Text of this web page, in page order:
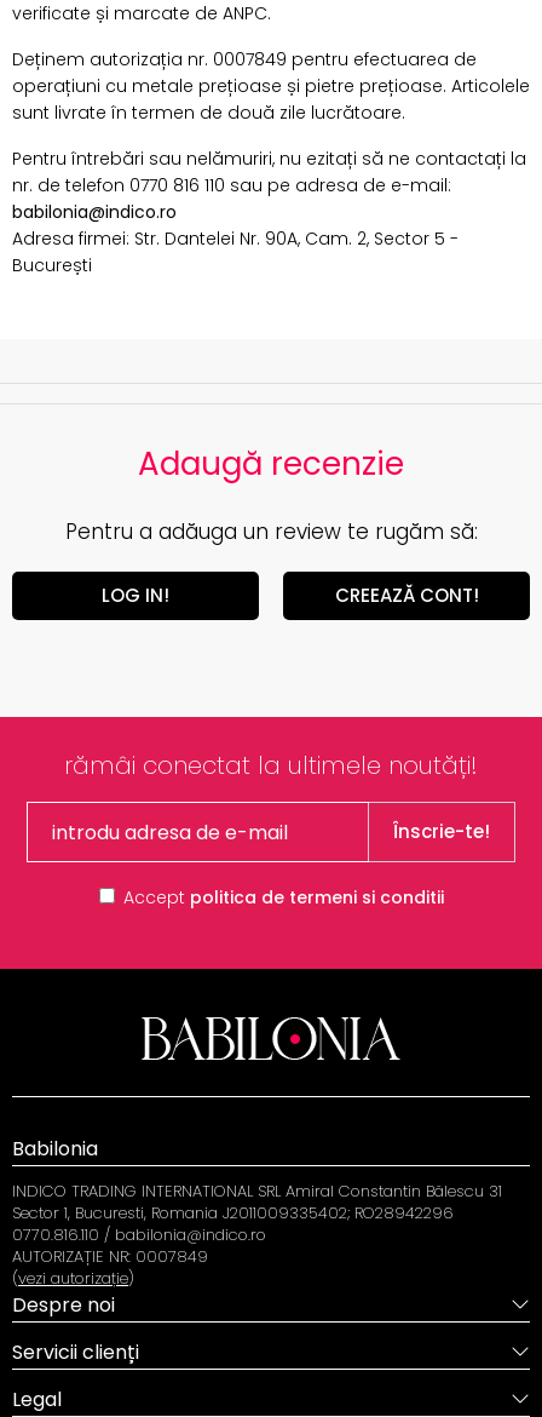
verificate și marcate de ANPC.
Deținem autorizația nr. 0007849 pentru efectuarea de
operațiuni cu metale prețioase și pietre prețioase. Articolele
sunt livrate în termen de două zile lucrătoare.
Pentru întrebări sau nelămuriri, nu ezitați să ne contactați la
nr. de telefon 0770 816 110 sau pe adresa de e-mail:
babilonia@indico.ro
Adresa firmei: Str. Dantelei Nr. 90A, Cam. 2, Sector 5 -
București
Adaugă recenzie
Pentru a adăuga un review te rugăm să:
LOG IN! CREEAZĂ CONT!
rămâi conectat la ultimele noutăți!
Înscrie-te!
Accept politica de termeni si conditii
Babilonia
INDICO TRADING INTERNATIONAL SRL Amiral Constantin Bălescu 31
Sector 1, Bucuresti, Romania J2011009335402; RO28942296
0770.816.110 / babilonia@indico.ro
AUTORIZAȚIE NR: 0007849
(vezi autorizație)
Despre noi
Servicii clienți
Legal